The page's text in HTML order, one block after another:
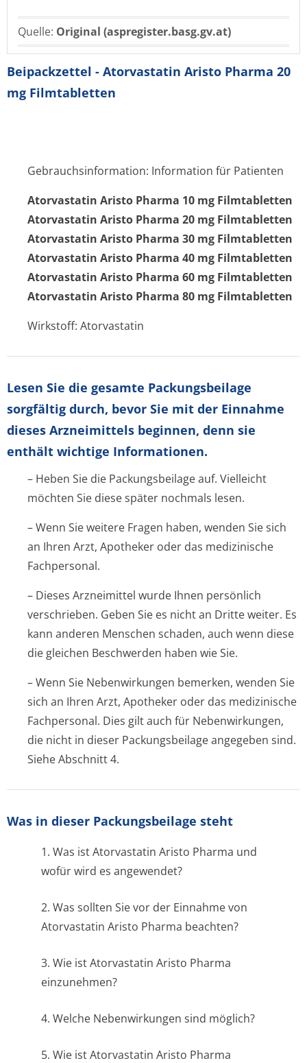
Quelle: Original (aspregister.basg.gv.at)
Beipackzettel - Atorvastatin Aristo Pharma 20
mg Filmtabletten
Gebrauchsinformation: Information für Patienten
Atorvastatin Aristo Pharma 10 mg Filmtabletten
Atorvastatin Aristo Pharma 20 mg Filmtabletten
Atorvastatin Aristo Pharma 30 mg Filmtabletten
Atorvastatin Aristo Pharma 40 mg Filmtabletten
Atorvastatin Aristo Pharma 60 mg Filmtabletten
Atorvastatin Aristo Pharma 80 mg Filmtabletten
Wirkstoff: Atorvastatin
Lesen Sie die gesamte Packungsbeilage
sorgfältig durch, bevor Sie mit der Einnahme
dieses Arzneimittels beginnen, denn sie
enthält wichtige Informationen.
– Heben Sie die Packungsbeilage auf. Vielleicht
möchten Sie diese später nochmals lesen.
– Wenn Sie weitere Fragen haben, wenden Sie sich
an Ihren Arzt, Apotheker oder das medizinische
Fachpersonal.
– Dieses Arzneimittel wurde Ihnen persönlich
verschrieben. Geben Sie es nicht an Dritte weiter. Es
kann anderen Menschen schaden, auch wenn diese
die gleichen Beschwerden haben wie Sie.
– Wenn Sie Nebenwirkungen bemerken, wenden Sie
sich an Ihren Arzt, Apotheker oder das medizinische
Fachpersonal. Dies gilt auch für Nebenwirkungen,
die nicht in dieser Packungsbeilage angegeben sind.
Siehe Abschnitt 4.
Was in dieser Packungsbeilage steht
1. Was ist Atorvastatin Aristo Pharma und
wofür wird es angewendet?
2. Was sollten Sie vor der Einnahme von
Atorvastatin Aristo Pharma beachten?
3. Wie ist Atorvastatin Aristo Pharma
einzunehmen?
4. Welche Nebenwirkungen sind möglich?
5. Wie ist Atorvastatin Aristo Pharma